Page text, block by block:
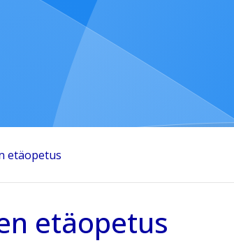
etäopetus
etäopetus